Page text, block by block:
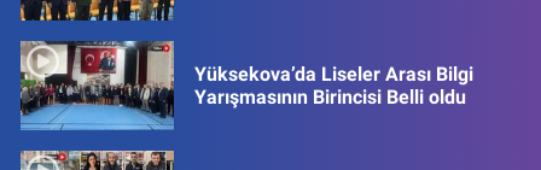
Yüksekova’da Liseler Arası Bilgi
Yarışmasının Birincisi Belli oldu